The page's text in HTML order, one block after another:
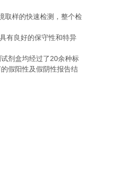
取样的快速检测，整个检
有良好的保守性和特异
剂盒均经过了 20余种标
假阳性及假阴性报告结